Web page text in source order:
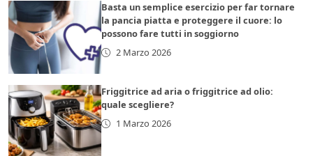
Basta un semplice esercizio per far tornare
la pancia piatta e proteggere il cuore: lo
possono fare tutti in soggiorno
2 Marzo 2026
Friggitrice ad aria o friggitrice ad olio:
quale scegliere?
1 Marzo 2026